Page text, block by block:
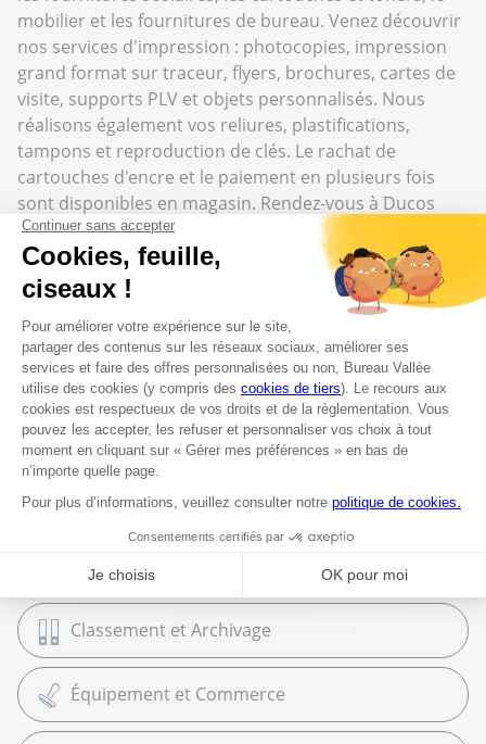
mobilier et les fournitures de bureau. Venez découvrir
nos services d'impression : photocopies, impression
grand format sur traceur, flyers, brochures, cartes de
visite, supports PLV et objets personnalisés. Nous
réalisons également vos reliures, plastifications,
tampons et reproduction de clés. Le rachat de
cartouches d'encre et le paiement en plusieurs fois
sont disponibles en magasin. Rendez-vous à Ducos
pour concrétiser tous vos projets professionnels et
personnels.
Top catégories
Cartouches et Toners
Mobilier de bureau
Bureautique
Papeterie et Fournitures
Classement et Archivage
Équipement et Commerce